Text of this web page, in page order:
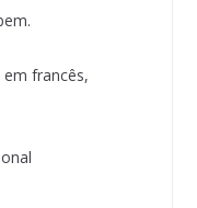
francês,